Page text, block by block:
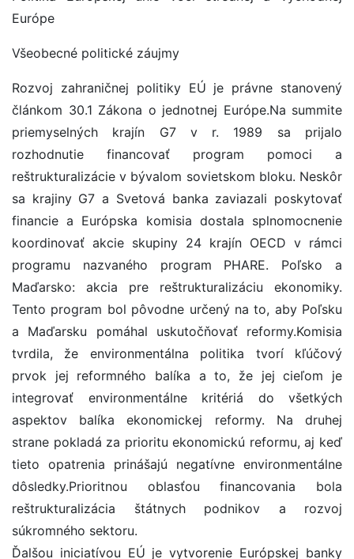
Európe
Všeobecné politické záujmy
Rozvoj zahraničnej politiky EÚ je právne stanovený
článkom 30.1 Zákona o jednotnej Európe.Na summite
priemyselných krajín G7 v r. 1989 sa prijalo
rozhodnutie financovať program pomoci a
reštrukturalizácie v bývalom sovietskom bloku. Neskôr
sa krajiny G7 a Svetová banka zaviazali poskytovať
financie a Európska komisia dostala splnomocnenie
koordinovať akcie skupiny 24 krajín OECD v rámci
programu nazvaného program PHARE. Poľsko a
Maďarsko: akcia pre reštrukturalizáciu ekonomiky.
Tento program bol pôvodne určený na to, aby Poľsku
a Maďarsku pomáhal uskutočňovať reformy.Komisia
tvrdila, že environmentálna politika tvorí kľúčový
prvok jej reformného balíka a to, že jej cieľom je
integrovať environmentálne kritériá do všetkých
aspektov balíka ekonomickej reformy. Na druhej
strane pokladá za prioritu ekonomickú reformu, aj keď
tieto opatrenia prinášajú negatívne environmentálne
dôsledky.Prioritnou oblasťou financovania bola
reštrukturalizácia štátnych podnikov a rozvoj
súkromného sektoru.
Ďalšou iniciatívou EÚ je vytvorenie Európskej banky